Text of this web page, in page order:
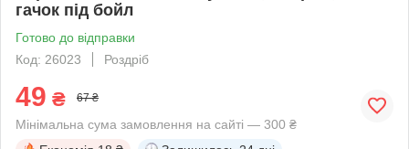
гачок під бойл
Готово до відправки
Код: 26023
Роздріб
49 ₴ 67 ₴
Мінімальна сума замовлення на сайті — 300 ₴